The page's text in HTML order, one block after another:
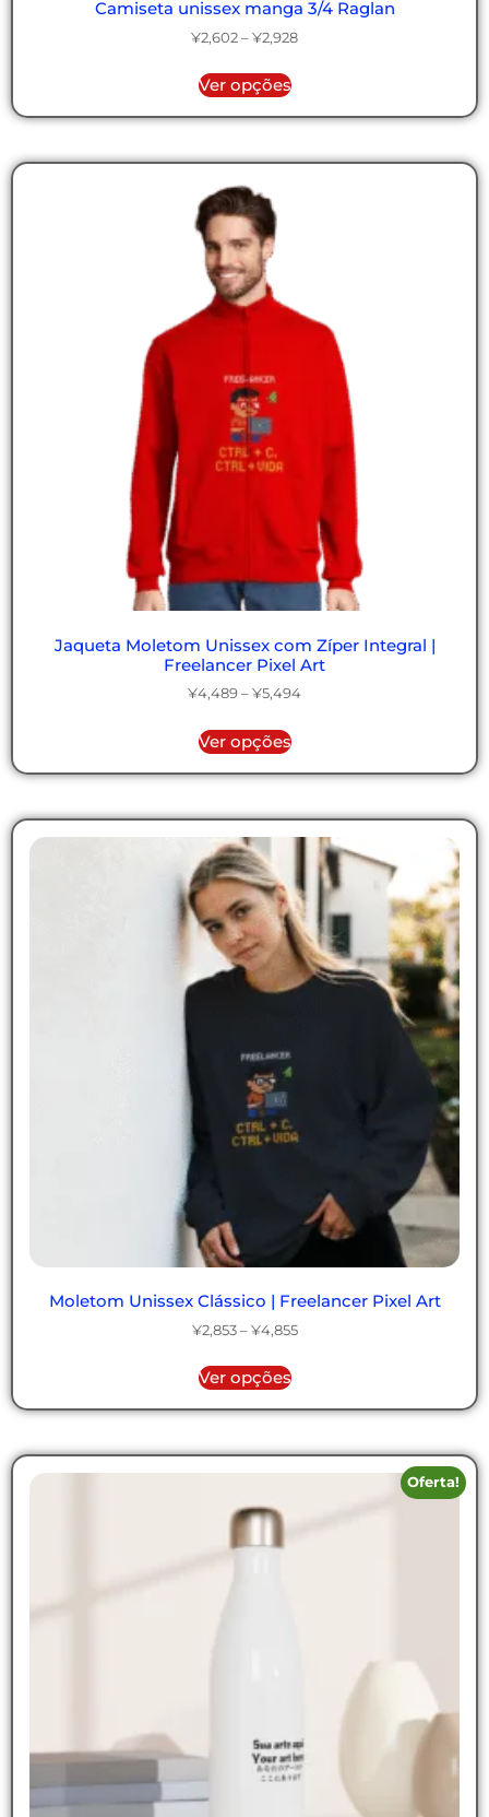
Camiseta unissex manga 3/4 Raglan
¥2,602 – ¥2,928
Ver opções
Jaqueta Moletom Unissex com Zíper Integral |
Freelancer Pixel Art
¥4,489 – ¥5,494
Ver opções
Moletom Unissex Clássico | Freelancer Pixel Art
¥2,853 – ¥4,855
Ver opções
Oferta!